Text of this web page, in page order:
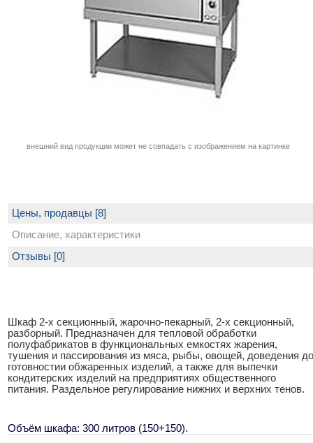
внешний вид продукции может не совпадать с изображением на картинке
Цены, продавцы [8]
Описание, характеристики
Шкаф 2-х секционный, жарочно-пекарный, 2-х секционный,
разборный. Предназначен для тепловой обработки
полуфабрикатов в функциональных емкостях жарения,
тушения и пассирования из мяса, рыбы, овощей, доведения до
готовностии обжаренных изделий, а также для выпечки
кондитерских изделий на предприятиях общественного
питания. Раздельное регулирование нижних и верхних тенов.
Объём шкафа: 300 литров (150+150).
Отзывы [0]